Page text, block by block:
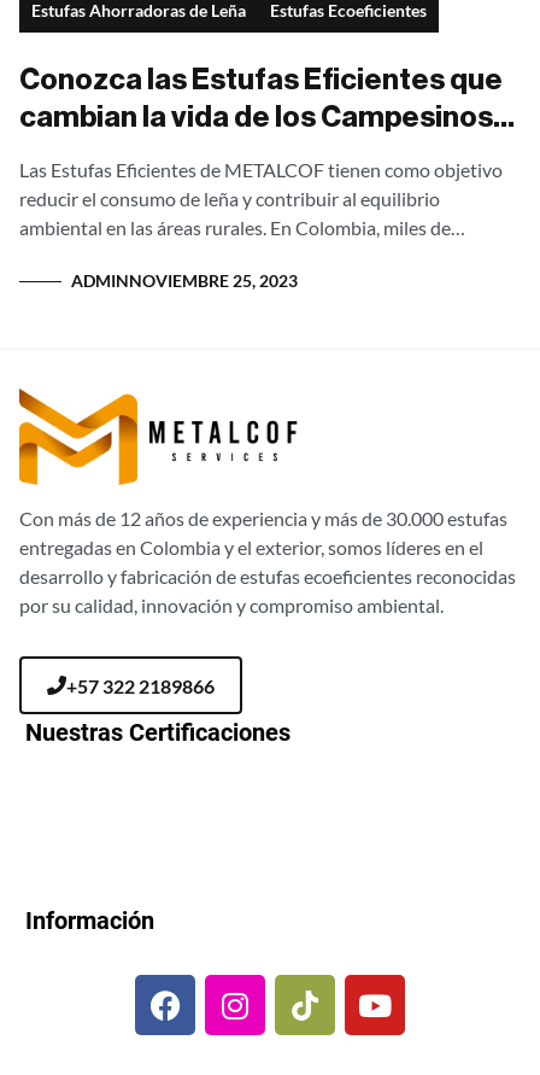
Estufas Ahorradoras de Leña Estufas Ecoeficientes
Conozca las Estufas Eficientes que
cambian la vida de los Campesinos
Las Estufas Eficientes de METALCOF tienen como objetivo
reducir el consumo de leña y contribuir al equilibrio
ambiental en las áreas rurales. En Colombia, miles de
ADMINNOVIEMBRE 25, 2023
Con más de 12 años de experiencia y más de 30.000 estufas
entregadas en Colombia y el exterior, somos líderes en el
desarrollo y fabricación de estufas ecoeficientes reconocidas
por su calidad, innovación y compromiso ambiental.
+57 322 2189866
Nuestras Certificaciones
Información